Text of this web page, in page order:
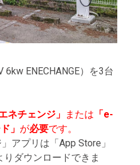
ENECHANGE）を3台
ネチェンジ」 または 「e-
」 が必要です。
アプリは「App Store」
りダウンロードできま